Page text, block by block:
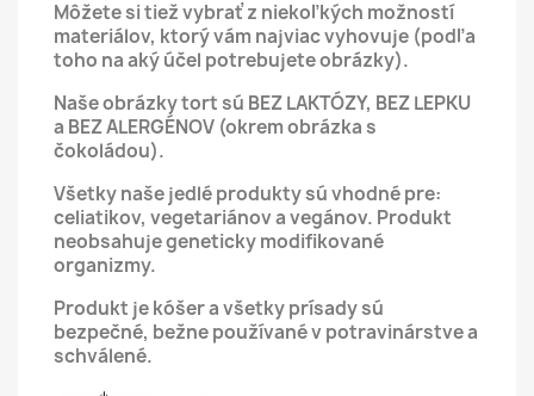
Môžete si tiež vybrať z niekoľkých možností
materiálov, ktorý vám najviac vyhovuje (podľa
toho na aký účel potrebujete obrázky).
Naše obrázky tort sú BEZ LAKTÓZY, BEZ LEPKU
a BEZ ALERGÉNOV (okrem obrázka s
čokoládou).
Všetky naše jedlé produkty sú vhodné pre:
celiatikov, vegetariánov a vegánov. Produkt
neobsahuje geneticky modifikované
organizmy.
Produkt je kóšer a všetky prísady sú
bezpečné, bežne používané v potravinárstve a
schválené.